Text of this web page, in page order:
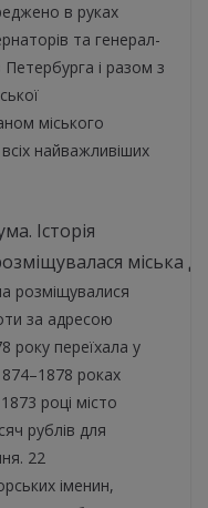
в руках
та генерал-
Петербурга і разом з
міського
найважливіших
міська
розміщувалися
за адресою
року переїхала у
роках
році місто
рублів для
22
іменин,